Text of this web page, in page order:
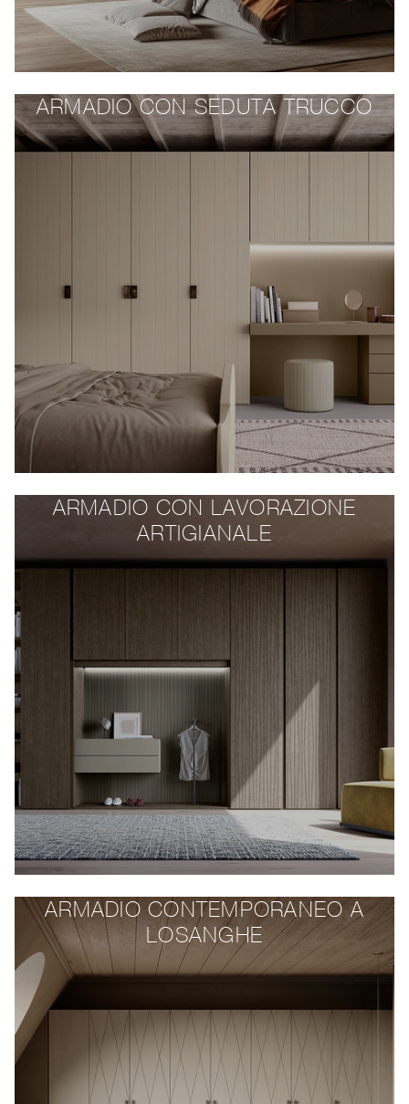
ARMADIO CON SEDUTA TRUCCO
ARMADIO CON LAVORAZIONE
ARTIGIANALE
ARMADIO CONTEMPORANEO A
LOSANGHE